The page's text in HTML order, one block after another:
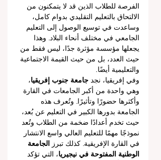
الفرصة للطلاب الذين قد لا يتمكنون من
الالتحاق بالتعليم التقليدي بدوام كامل،
وساعدت في توسيع الوصول إلى التعليم
الجامعي في مختلف أنحاء البلاد. وهذا
يجعلها مؤسسة مؤثرة جدًا، ليس فقط من
حيث العدد، بل من حيث القيمة الاجتماعية
والتعليمية أيضًا.
وفي إفريقيا، نجد جامعة جنوب إفريقيا،
وهي واحدة من أكبر الجامعات في القارة
وأكثرها حضورًا وتأثيرًا. وتُعرف هذه
الجامعة بدورها الكبير في التعليم عن بُعد،
حيث تخدم أعدادًا ضخمة من الطلاب وتُعد
نموذجًا مهمًا للتعليم العالي واسع الانتشار
في القارة الإفريقية. كذلك تبرز
الجامعة
الوطنية المفتوحة في نيجيريا، التي تؤكد